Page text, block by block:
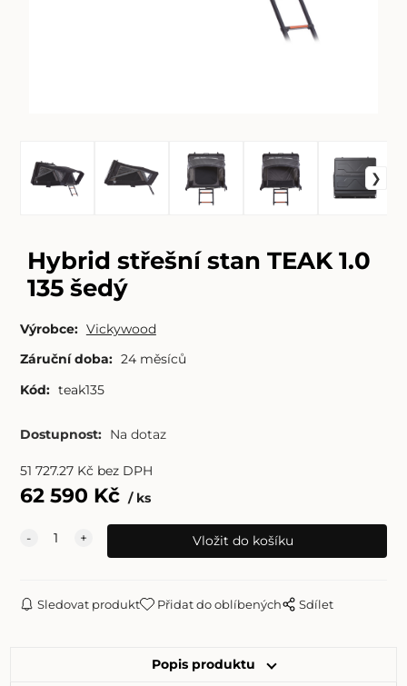
Hybrid střešní stan TEAK 1.0
135 šedý
Výrobce: Vickywood
Záruční doba: 24 měsíců
Kód: teak135
Dostupnost: Na dotaz
51 727.27Kč bez DPH
62 590 Kč ks
Sledovat produkt Přidat do oblíbených Sdílet
Popis produktu